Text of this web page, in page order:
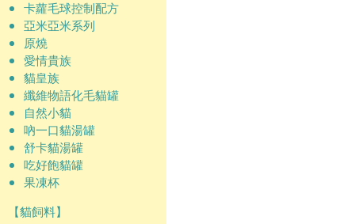
卡蘿毛球控制配方
亞米亞米系列
原燒
愛情貴族
貓皇族
纖維物語化毛貓罐
自然小貓
吶一口貓湯罐
舒卡貓湯罐
吃好飽貓罐
果凍杯
【貓飼料】